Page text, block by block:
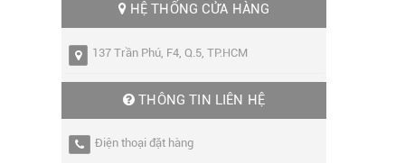
HỆ THỐNG CỬA HÀNG
137 Trần Phú, F4, Q.5, TP.HCM
THÔNG TIN LIÊN HỆ
Điện thoại đặt hàng